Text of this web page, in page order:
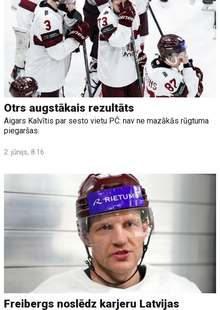
Otrs augstākais rezultāts
Aigars Kalvītis par sesto vietu PČ: nav ne mazākās rūgtuma
piegaršas.
2. jūnijs, 8:16
Freibergs noslēdz karjeru Latvijas